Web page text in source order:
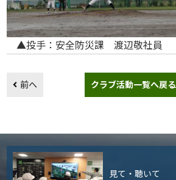
▲投手：安全防災課 渡辺敬社員
前へ クラブ活動一覧へ戻る
見て・聴いて